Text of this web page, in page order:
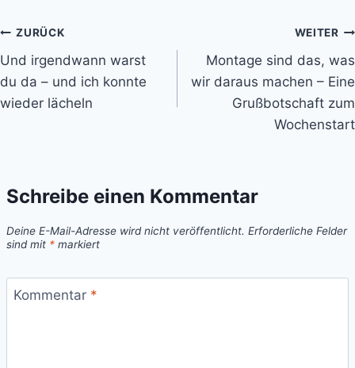
Beitragsnavigation
ZURÜCK
Und irgendwann warst
du da – und ich konnte
wieder lächeln
WEITER
Montage sind das, was
wir daraus machen – Eine
Grußbotschaft zum
Wochenstart
Schreibe einen Kommentar
Deine E-Mail-Adresse wird nicht veröffentlicht. Erforderliche Felder
sind mit * markiert
Kommentar *